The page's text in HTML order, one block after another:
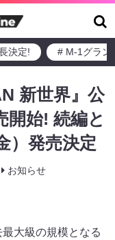
決定! # M-1グラン
新世界』公
開始! 続編と
）発売決定
お知らせ
大級の規模となる